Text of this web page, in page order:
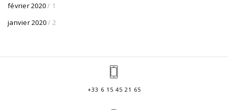
février 2020/ 1
janvier 2020/ 2
+33 6 15 45 21 65